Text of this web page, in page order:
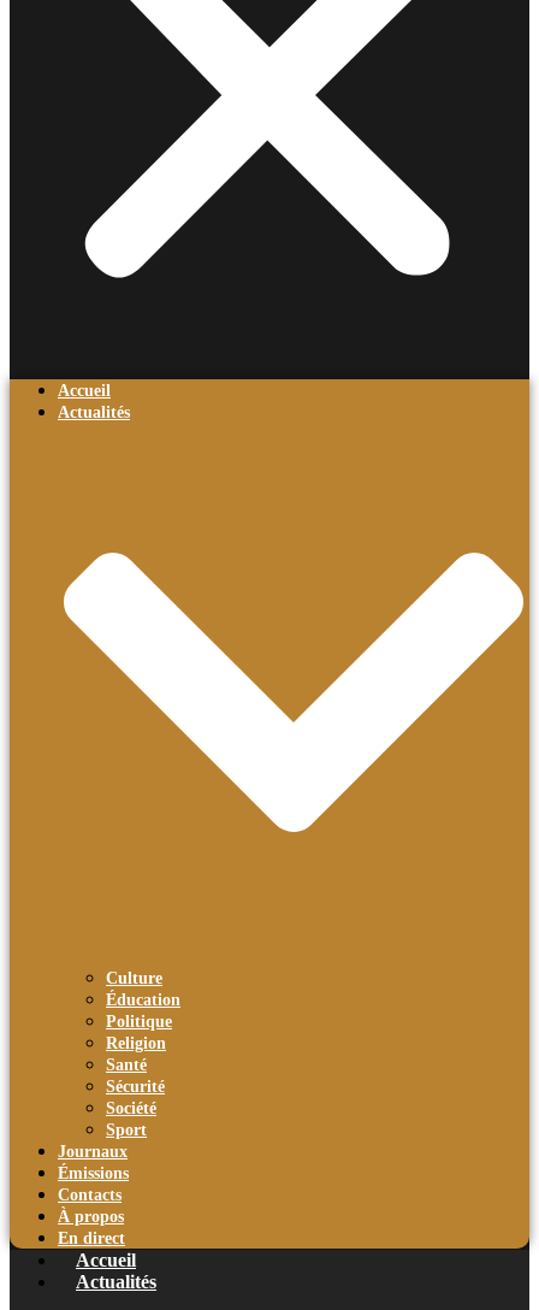
Accueil
Actualités
Culture
Éducation
Politique
Religion
Santé
Sécurité
Société
Sport
Journaux
Émissions
Contacts
À propos
En direct
Accueil
Actualités